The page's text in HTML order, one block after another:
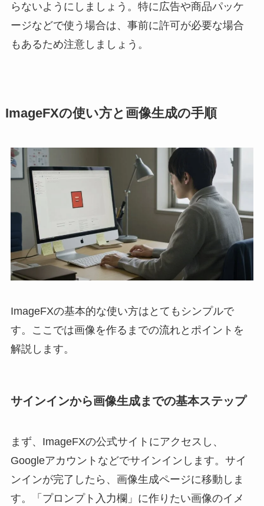
らないようにしましょう。特に広告や商品パッケ
ージなどで使う場合は、事前に許可が必要な場合
もあるため注意しましょう。
ImageFXの使い方と画像生成の手順
ImageFXの基本的な使い方はとてもシンプルで
す。ここでは画像を作るまでの流れとポイントを
解説します。
サインインから画像生成までの基本ステップ
まず、ImageFXの公式サイトにアクセスし、
Googleアカウントなどでサインインします。サイ
ンインが完了したら、画像生成ページに移動しま
す。「プロンプト入力欄」に作りたい画像のイメ